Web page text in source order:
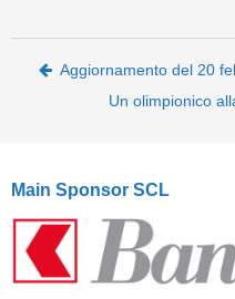
Post
Aggiornamento del 20
Un olimpionico
Main Sponsor SCL